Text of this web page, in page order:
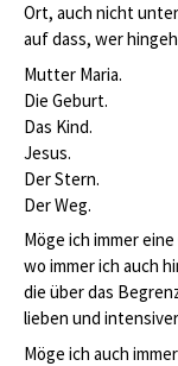
Ort, auch nicht
auf dass, wer
Mutter Maria.
Die Geburt.
Das Kind.
Jesus.
Der Stern.
Der Weg.
Möge ich immer
wo immer ich auch
die über das
lieben und
Möge ich auch